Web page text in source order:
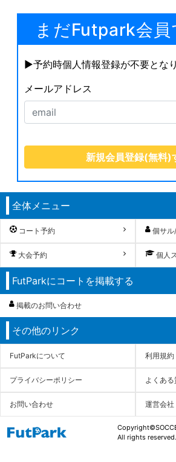
まだFutpark会員
▶︎予約時個人情報登録が不要となり
メールアドレス
全体メニュー
コート予約 個サ
大会予約 個人
FutParkにコートを掲載する
掲載のお問い合わせ
その他のリンク
FutParkについて 利用規約
プライバシーポリシー よくある
お問い合わせ 運営会社
All rights reserved.